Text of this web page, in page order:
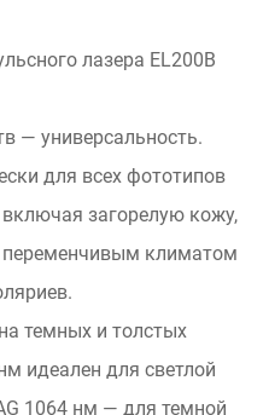
лазера EL200B
— универсальность.
для всех фототипов
загорелую кожу,
переменчивым климатом
темных и толстых
идеален для светлой
1064 нм — для темной